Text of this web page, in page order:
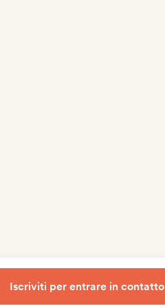
Iscriviti per entrare in contatto